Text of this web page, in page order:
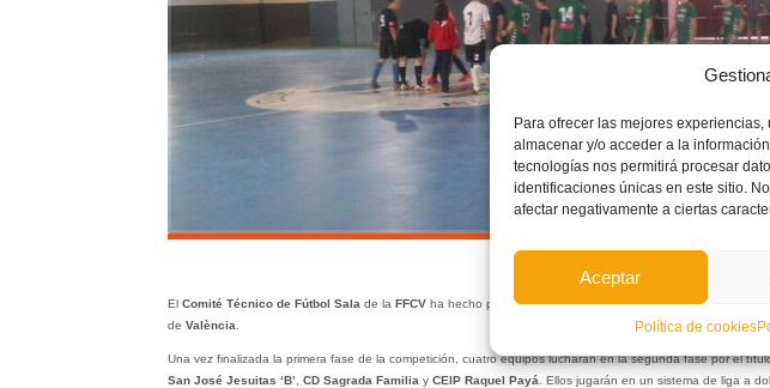
Para ofrecer las mejores
almacenar y/o acceder a la
tecnologías nos permitirá procesar
identificaciones únicas en este sitio.
afectar negativamente a ciertas
Aceptar
Política de cookies
El Comité Técnico de Fútbol Sala de la FFCV ha hecho públicos los grupos y calendarios de la segunda
de València
Una vez finalizada la primera fase de la competición, cuatro equipos lucharán en la segunda fase por el
San José Jesuitas ‘B’
CD Sagrada Familia y CEIP Raquel Payá . Ellos jugarán en un sistema de liga a